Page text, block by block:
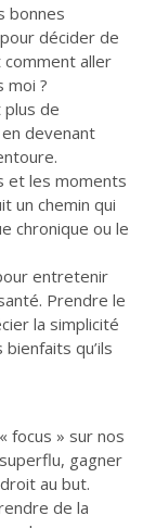
bonnes
décider de
comment aller
moi ?
de
devenant
et les moments
un chemin qui
chronique ou le
entretenir
Prendre le
la simplicité
qu’ils
focus » sur nos
gagner
au but.
de la